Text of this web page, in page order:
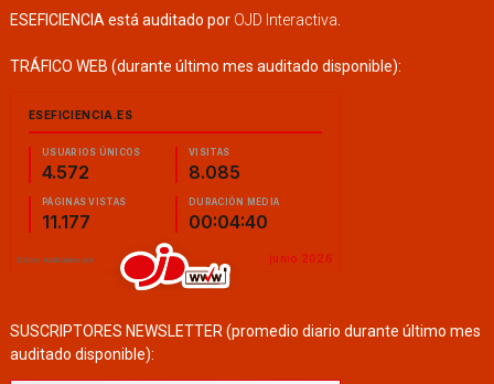
ESEFICIENCIA está auditado por OJD Interactiva
TRÁFICO WEB (durante último mes auditado disponible):
SUSCRIPTORES NEWSLETTER (promedio diario durante último mes
auditado disponible):